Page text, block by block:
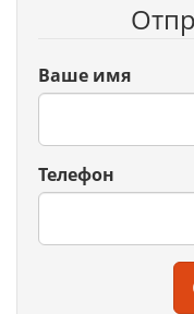
Ваше имя
Телефон